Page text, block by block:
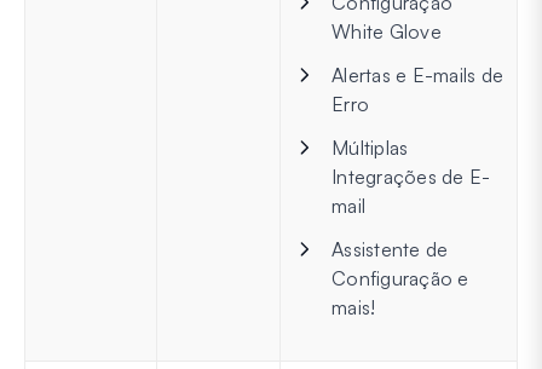
White Glove
Alertas e E-mails de
Erro
Múltiplas
Integrações de E-
mail
Assistente de
Configuração e
mais!